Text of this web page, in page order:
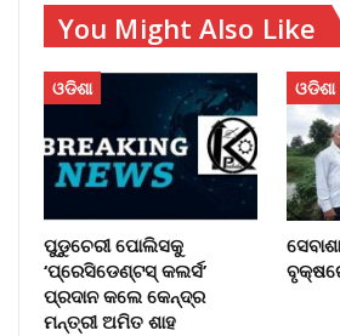
You Might Also Like
ଓଡିଶା
ପୁଡୁଚେରୀ ପୋଲିସକୁ
‘ପ୍ରେସିଡେଣ୍ଟସ୍ କଲର୍ସ’
ପ୍ରଦାନ କଲେ କେନ୍ଦ୍ର
ମନ୍ତ୍ରୀ ଅମିତ ଶାହ
ଓଡିଶା